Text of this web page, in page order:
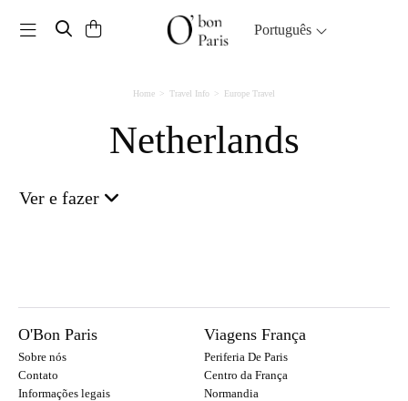
Toggle navigation Português
Home Travel Info Europe Travel
Netherlands
Ver e fazer
O'Bon Paris
Sobre nós
Contato
Informações legais
Viagens França
Periferia De Paris
Centro da França
Normandia